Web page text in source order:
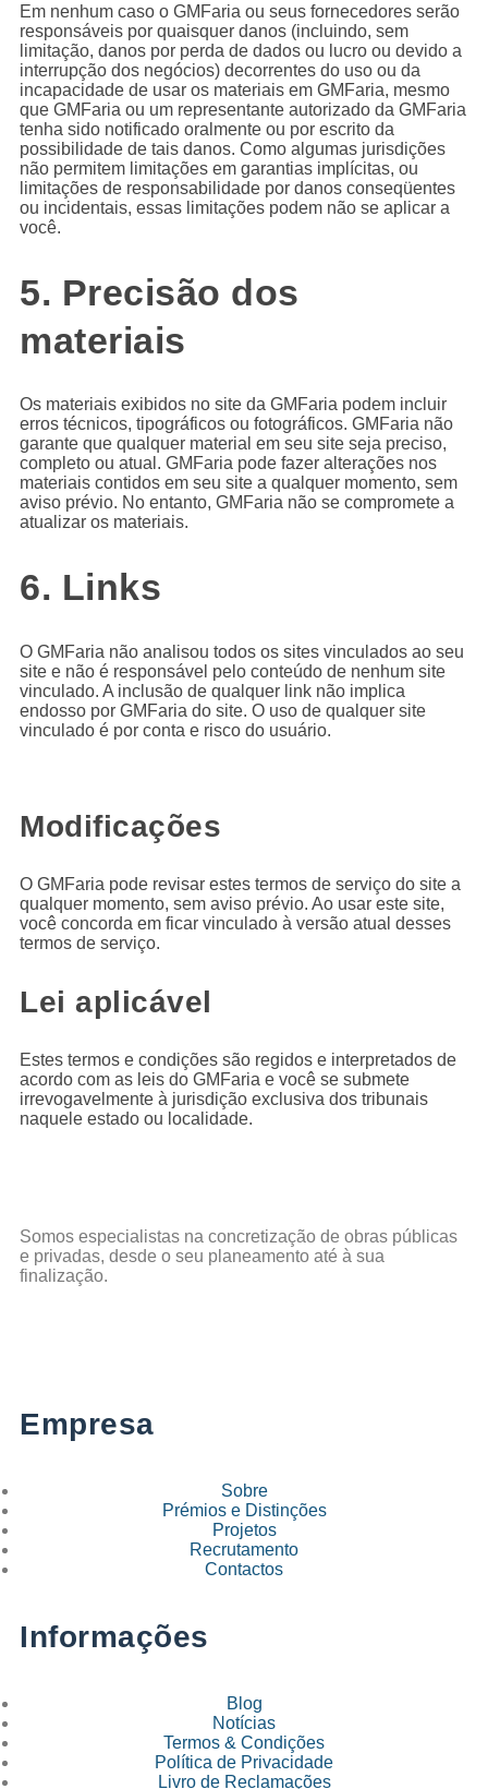
Em nenhum caso o GMFaria ou seus fornecedores serão
responsáveis ​​por quaisquer danos (incluindo, sem
limitação, danos por perda de dados ou lucro ou devido a
interrupção dos negócios) decorrentes do uso ou da
incapacidade de usar os materiais em GMFaria, mesmo
que GMFaria ou um representante autorizado da GMFaria
tenha sido notificado oralmente ou por escrito da
possibilidade de tais danos. Como algumas jurisdições
não permitem limitações em garantias implícitas, ou
limitações de responsabilidade por danos conseqüentes
ou incidentais, essas limitações podem não se aplicar a
você.
5. Precisão dos
materiais
Os materiais exibidos no site da GMFaria podem incluir
erros técnicos, tipográficos ou fotográficos. GMFaria não
garante que qualquer material em seu site seja preciso,
completo ou atual. GMFaria pode fazer alterações nos
materiais contidos em seu site a qualquer momento, sem
aviso prévio. No entanto, GMFaria não se compromete a
atualizar os materiais.
6. Links
O GMFaria não analisou todos os sites vinculados ao seu
site e não é responsável pelo conteúdo de nenhum site
vinculado. A inclusão de qualquer link não implica
endosso por GMFaria do site. O uso de qualquer site
vinculado é por conta e risco do usuário.
Modificações
O GMFaria pode revisar estes termos de serviço do site a
qualquer momento, sem aviso prévio. Ao usar este site,
você concorda em ficar vinculado à versão atual desses
termos de serviço.
Lei aplicável
Estes termos e condições são regidos e interpretados de
acordo com as leis do GMFaria e você se submete
irrevogavelmente à jurisdição exclusiva dos tribunais
naquele estado ou localidade.
Somos especialistas na concretização de obras públicas
e privadas, desde o seu planeamento até à sua
finalização.
Empresa
Sobre
Prémios e Distinções
Projetos
Recrutamento
Contactos
Informações
Blog
Notícias
Termos & Condições
Política de Privacidade
Livro de Reclamações